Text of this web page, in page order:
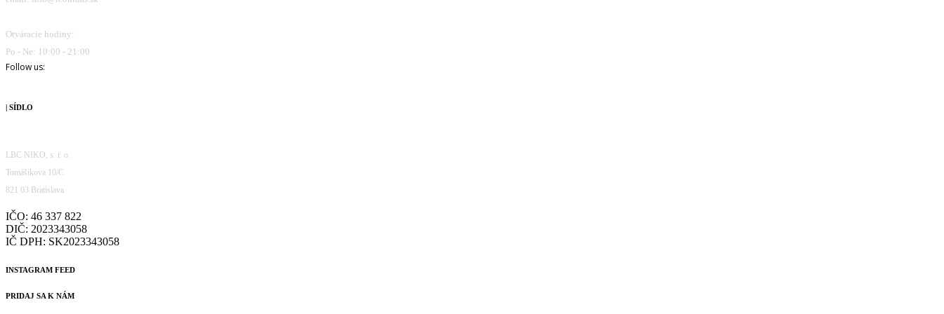
Otváracie hodiny:
Po - Ne: 10:00 - 21:00
Follow us:
| SÍDLO
LBC NIKO, s. r. o.
Tomášikova 10/C
821 03 Bratislava
IČO: 46 337 822
DIČ: 2023343058
IČ DPH: SK2023343058
INSTAGRAM FEED
PRIDAJ SA K NÁM